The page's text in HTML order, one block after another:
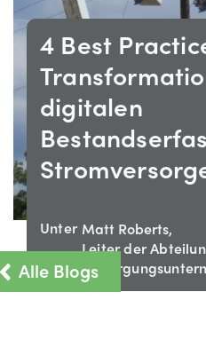
Alle Blogs
4 Best
digitalen
Unter Matt Roberts,
Leiter der